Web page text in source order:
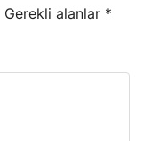
Gerekli alanlar *